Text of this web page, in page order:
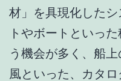
材」を具現化した
トやボートといっ
う機会が多く、船
風といった、カタ